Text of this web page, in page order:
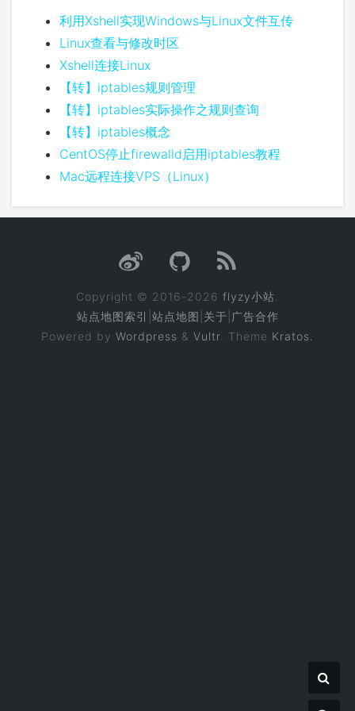
利用Xshell实现Windows与Linux文件互传
Linux查看与修改时区
Xshell连接Linux
【转】iptables规则管理
【转】iptables实际操作之规则查询
【转】iptables概念
CentOS停止firewalld启用iptables教程
Mac远程连接VPS（Linux）
Copyright © 2016-2026 flyzy小站
站点地图索引 站点地图 关于 广告合作
Powered by Wordpress & Vultr . Theme Kratos.